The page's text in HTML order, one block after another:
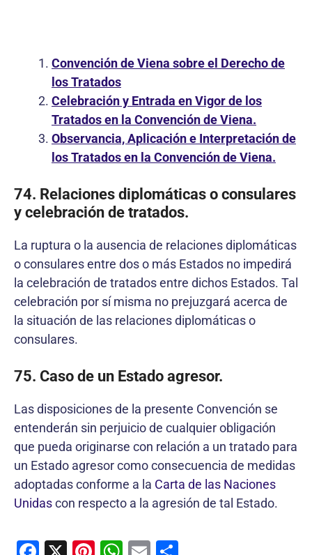
Convención de Viena sobre el Derecho de
los Tratados
Celebración y Entrada en Vigor de los
Tratados en la Convención de Viena.
Observancia, Aplicación e Interpretación de
los Tratados en la Convención de Viena.
74. Relaciones diplomáticas o consulares
y celebración de tratados.
La ruptura o la ausencia de relaciones diplomáticas
o consulares entre dos o más Estados no impedirá
la celebración de tratados entre dichos Estados. Tal
celebración por sí misma no prejuzgará acerca de
la situación de las relaciones diplomáticas o
consulares.
75. Caso de un Estado agresor.
Las disposiciones de la presente Convención se
entenderán sin perjuicio de cualquier obligación
que pueda originarse con relación a un tratado para
un Estado agresor como consecuencia de medidas
adoptadas conforme a la Carta de las Naciones
Unidascon respecto a la agresión de tal Estado.